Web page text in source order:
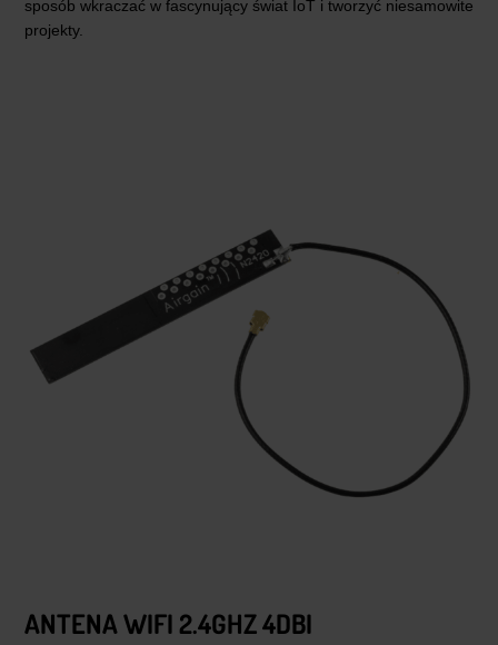
sposób wkraczać w fascynujący świat IoT i tworzyć niesamowite
projekty.
ANTENA WIFI 2.4GHZ 4DBI